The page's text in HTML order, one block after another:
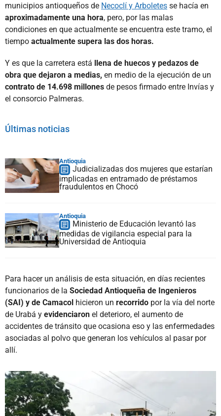
municipios antioqueños de Necoclí y Arboletes se hacía en
aproximadamente una hora, pero, por las malas
condiciones en que actualmente se encuentra este tramo, el
tiempo actualmente supera las dos horas.
Y es que la carretera está llena de huecos y pedazos de
obra que dejaron a medias, en medio de la ejecución de un
contrato de 14.698 millones de pesos firmado entre Invías y
el consorcio Palmeras.
Últimas noticias
Antioquia
Judicializadas dos mujeres que estarían
implicadas en entramado de préstamos
fraudulentos en Chocó
Antioquia
Ministerio de Educación levantó las
medidas de vigilancia especial para la
Universidad de Antioquia
Para hacer un análisis de esta situación, en días recientes
funcionarios de la Sociedad Antioqueña de Ingenieros
(SAI) y de Camacol hicieron un recorrido por la vía del norte
de Urabá y evidenciaron el deterioro, el aumento de
accidentes de tránsito que ocasiona eso y las enfermedades
asociadas al polvo que generan los vehículos al pasar por
allí.